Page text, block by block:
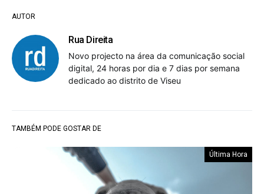
AUTOR
Rua Direita
Novo projecto na área da comunicação social
digital, 24 horas por dia e 7 dias por semana
dedicado ao distrito de Viseu
TAMBÉM PODE GOSTAR DE
Última Hora